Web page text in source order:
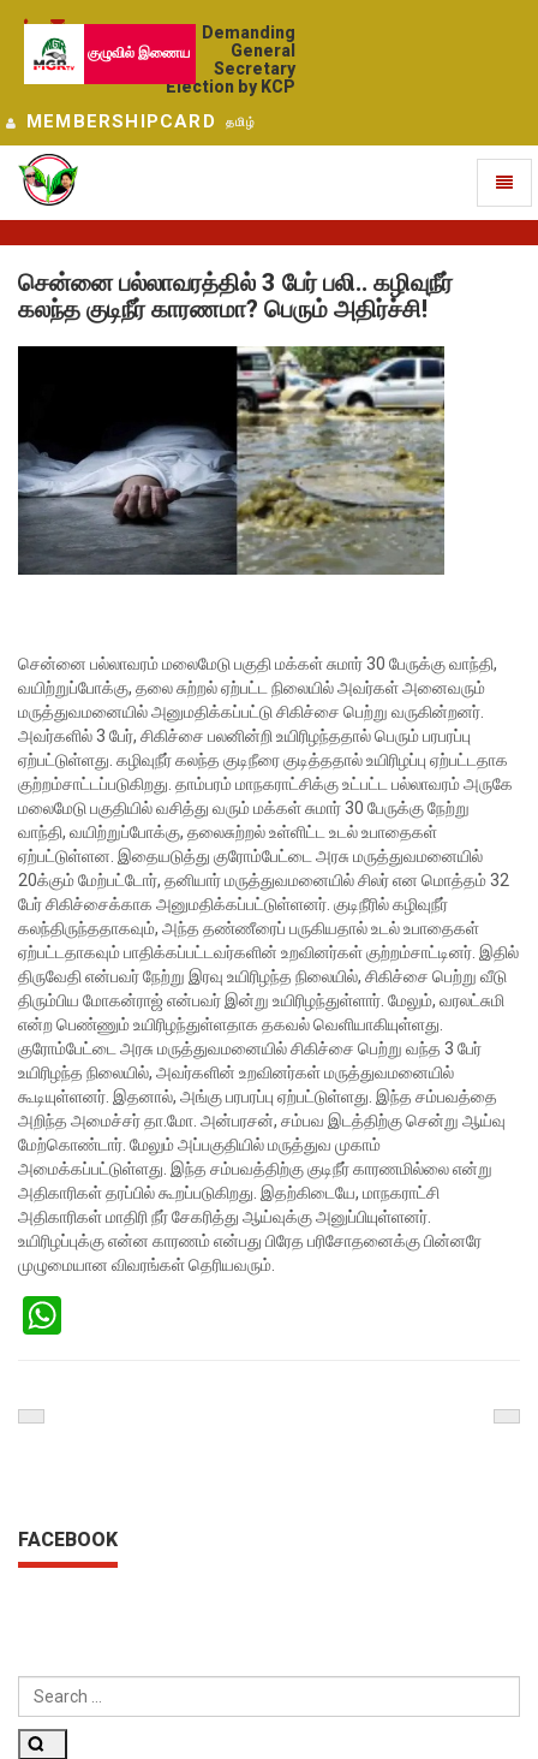
Demanding
General
Secretary
Election by KCP
MEMBERSHIPCARD தமிழ்
சென்னை பல்லாவரத்தில் 3 பேர் பலி.. கழிவுநீர்
கலந்த குடிநீர் காரணமா? பெரும் அதிர்ச்சி!
சென்னை பல்லாவரம் மலைமேடு பகுதி மக்கள் சுமார் 30 பேருக்கு வாந்தி,
வயிற்றுப்போக்கு, தலை சுற்றல் ஏற்பட்ட நிலையில் அவர்கள் அனைவரும்
மருத்துவமனையில் அனுமதிக்கப்பட்டு சிகிச்சை பெற்று வருகின்றனர்.
அவர்களில் 3 பேர், சிகிச்சை பலனின்றி உயிரிழந்ததால் பெரும் பரபரப்பு
ஏற்பட்டுள்ளது. கழிவுநீர் கலந்த குடிநீரை குடித்ததால் உயிரிழப்பு ஏற்பட்டதாக
குற்றம்சாட்டப்படுகிறது. தாம்பரம் மாநகராட்சிக்கு உட்பட்ட பல்லாவரம் அருகே
மலைமேடு பகுதியில் வசித்து வரும் மக்கள் சுமார் 30 பேருக்கு நேற்று
வாந்தி, வயிற்றுப்போக்கு, தலைசுற்றல் உள்ளிட்ட உடல் உபாதைகள்
ஏற்பட்டுள்ளன. இதையடுத்து குரோம்பேட்டை அரசு மருத்துவமனையில்
20க்கும் மேற்பட்டோர், தனியார் மருத்துவமனையில் சிலர் என மொத்தம் 32
பேர் சிகிச்சைக்காக அனுமதிக்கப்பட்டுள்ளனர். குடிநீரில் கழிவுநீர்
கலந்திருந்ததாகவும், அந்த தண்ணீரைப் பருகியதால் உடல் உபாதைகள்
ஏற்பட்டதாகவும் பாதிக்கப்பட்டவர்களின் உறவினர்கள் குற்றம்சாட்டினர். இதில்
திருவேதி என்பவர் நேற்று இரவு உயிரிழந்த நிலையில், சிகிச்சை பெற்று வீடு
திரும்பிய மோகன்ராஜ் என்பவர் இன்று உயிரிழந்துள்ளார். மேலும், வரலட்சுமி
என்ற பெண்ணும் உயிரிழந்துள்ளதாக தகவல் வெளியாகியுள்ளது.
குரோம்பேட்டை அரசு மருத்துவமனையில் சிகிச்சை பெற்று வந்த 3 பேர்
உயிரிழந்த நிலையில், அவர்களின் உறவினர்கள் மருத்துவமனையில்
கூடியுள்ளனர். இதனால், அங்கு பரபரப்பு ஏற்பட்டுள்ளது. இந்த சம்பவத்தை
அறிந்த அமைச்சர் தா.மோ. அன்பரசன், சம்பவ இடத்திற்கு சென்று ஆய்வு
மேற்கொண்டார். மேலும் அப்பகுதியில் மருத்துவ முகாம்
அமைக்கப்பட்டுள்ளது. இந்த சம்பவத்திற்கு குடிநீர் காரணமில்லை என்று
அதிகாரிகள் தரப்பில் கூறப்படுகிறது. இதற்கிடையே, மாநகராட்சி
அதிகாரிகள் மாதிரி நீர் சேகரித்து ஆய்வுக்கு அனுப்பியுள்ளனர்.
உயிரிழப்புக்கு என்ன காரணம் என்பது பிரேத பரிசோதனைக்கு பின்னரே
முழுமையான விவரங்கள் தெரியவரும்.
Previous
FACEBOOK
குழுவில் இணைய